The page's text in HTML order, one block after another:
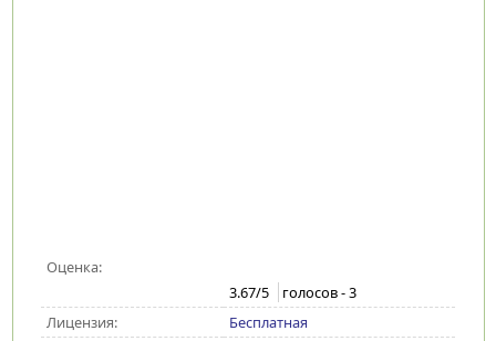
Оценка:
3.67/5 голосов -3
Лицензия:
Бесплатная